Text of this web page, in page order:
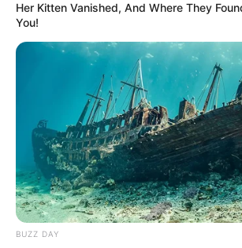
Her Kitten Vanished, And Where They
You!
BUZZ DAY